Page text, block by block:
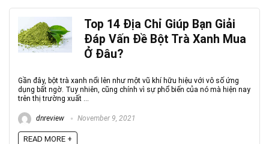
Top 14 Địa Chỉ Giúp Bạn Giải
Đáp Vấn Đề Bột Trà Xanh Mua
Ở Đâu?
Gần đây, bột trà xanh nổi lên như một vũ khí hữu hiệu với vô số ứng
dụng bất ngờ. Tuy nhiên, cũng chính vì sự phổ biến của nó mà hiện nay
trên thị trường xuất ...
dnreview November 9, 2021
READ MORE +